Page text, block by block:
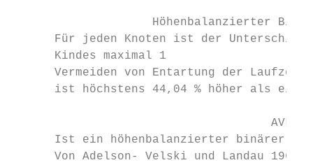
Höhenbalanzierter
Für jeden Knoten ist der
      Kindes maximal 1
Vermeiden von Entartung der
ist höchstens 44,04 % höher als ein
AVL
Ist ein höhenbalanzierter binärer
Von Adelson- Velski und Landau 1962